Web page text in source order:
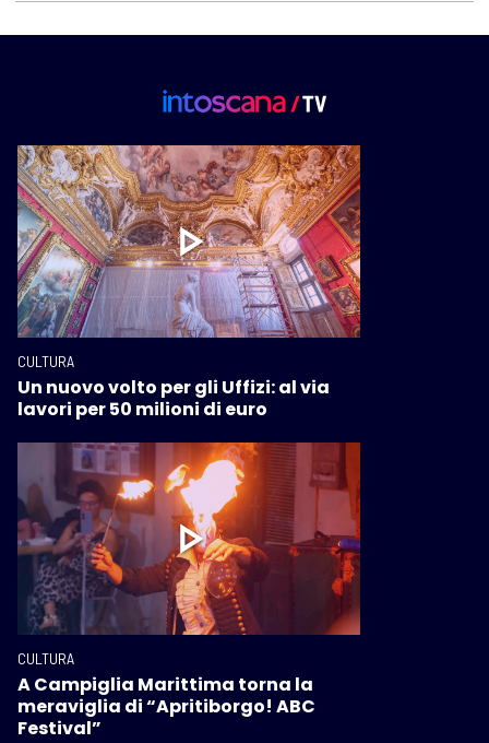
CULTURA
Un nuovo volto per gli Uffizi: al via
lavori per 50 milioni di euro
CULTURA
A Campiglia Marittima torna la
meraviglia di “Apritiborgo! ABC
Festival”